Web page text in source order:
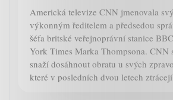
Americká televize CNN jmenovala
výkonným ředitelem a předsedou
šéfa britské veřejnoprávní stanice
York Times Marka Thompsona. CNN
snaží dosáhnout obratu u svých
které v posledních dvou letech